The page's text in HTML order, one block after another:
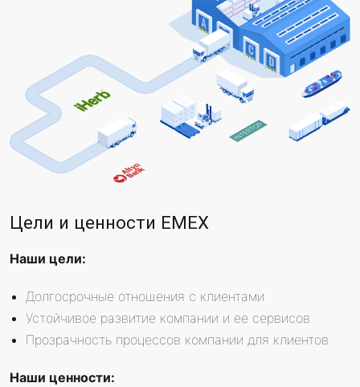
Цели и ценности EMEX
Наши цели:
Долгосрочные отношения с клиентами
Устойчивое развитие компании и ее сервисов
Прозрачность процессов компании для клиентов
Наши ценности: